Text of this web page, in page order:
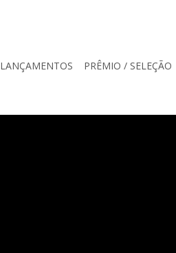
LANÇAMENTOS PRÊMIO / SELEÇÃO